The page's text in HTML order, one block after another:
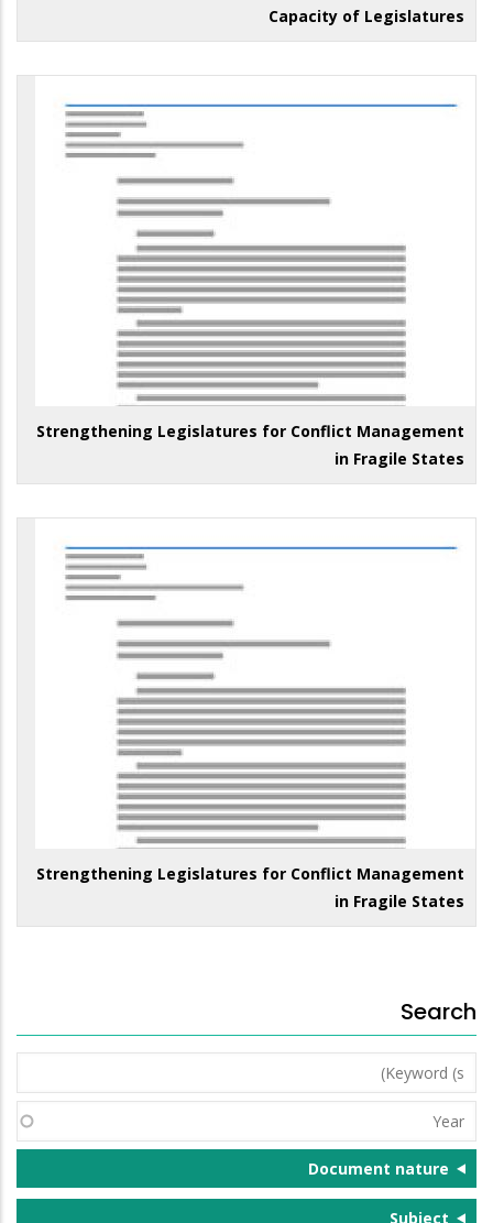
Capacity of Legislatures
Strengthening Legislatures for Conflict Management
in Fragile States
Strengthening Legislatures for Conflict Management
in Fragile States
Search
Keyword
(s)
Year
Document nature
Subject